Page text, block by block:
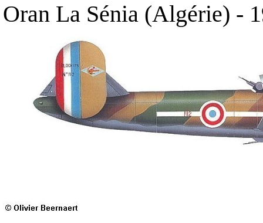
Oran La Sénia (Algérie) -